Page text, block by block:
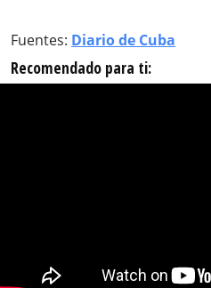
Fuentes: Diario de Cuba
Recomendado para ti: